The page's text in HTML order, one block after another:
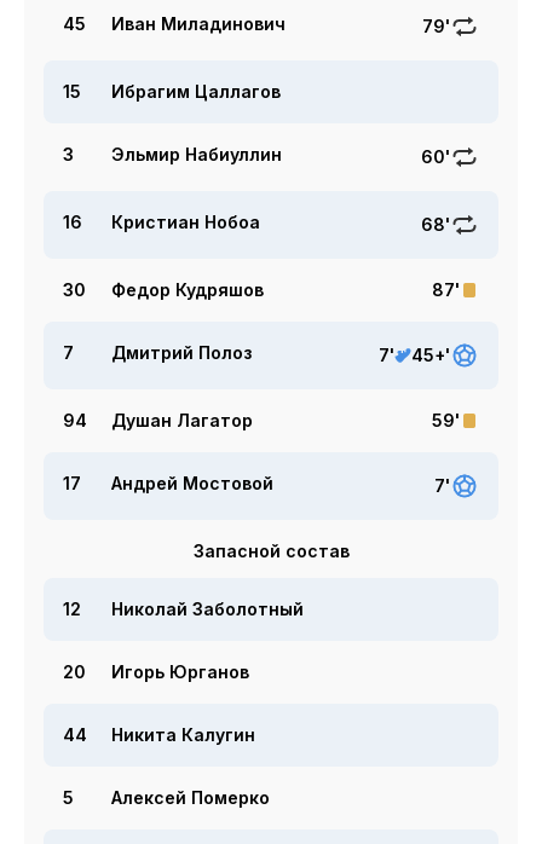
45 Иван Миладинович 79'
15 Ибрагим Цаллагов
3 Эльмир Набиуллин 60'
16 Кристиан Нобоа 68'
30 Федор Кудряшов 87'
7 Дмитрий Полоз 7' 45+'
94 Душан Лагатор 59'
17 Андрей Мостовой 7'
Запасной состав
12 Николай Заболотный
20 Игорь Юрганов
44 Никита Калугин
5 Алексей Померко